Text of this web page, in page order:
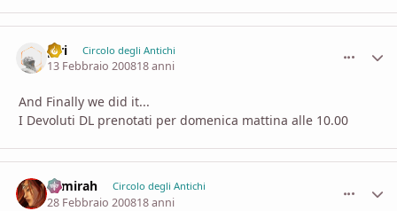
piri Circolo degli Antichi
13 Febbraio 200818 anni
And Finally we did it...
I Devoluti DL prenotati per domenica mattina alle 10.00
Samirah Circolo degli Antichi
28 Febbraio 200818 anni